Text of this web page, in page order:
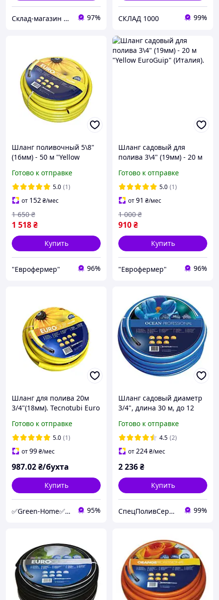
Склад-магазин "Свояк Group". 97% СКЛАД 1000 99%
Шланг поливочный 5\8"
(16мм) - 50 м "Yellow
Готово к отправке
5.0 (1)
от 152₴/мес
1 518₴
1 650 ₴
Купить
"Еврофермер" 96%
Шланг садовый для
полива 3\4" (19мм) - 20 м
(Италия).
Готово к отправке
5.0 (1)
от91 ₴/мес
910₴
1 000 ₴
Купить
"Еврофермер" 96%
Шланг для полива 20м
3/4"(18мм). Tecnotubi Euro
армированный ПВХ 3
слоя до 8 bar Италия
Готово к отправке
5.0 (1)
от99₴/мес
987.02₴/бухта
Купить
✅Green-Home✅Интернет-магазин для сада, дома и авто. 95%
Шланг садовый диаметр
3/4", длина 30 м, до 12
трехслойный, Ocean
Professional, Tecnotubi
Готово к отправке
4.5 (2)
от224₴/мес
2 236₴
Купить
СпецПоливСервис - cистемы автоматического полива Hunter. 99%